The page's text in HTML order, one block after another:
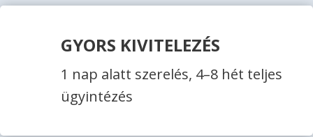
GYORS KIVITELEZÉS
1 nap alatt szerelés, 4–8 hét teljes
ügyintézés